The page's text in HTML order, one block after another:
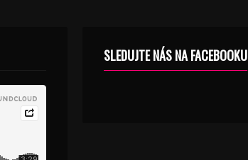
SLEDUJTE NÁS NA FACEBOOKU